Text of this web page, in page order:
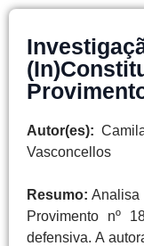
Autor(es):
Vasconcellos
Resumo:Analisa
Provimento nº
defensiva. A